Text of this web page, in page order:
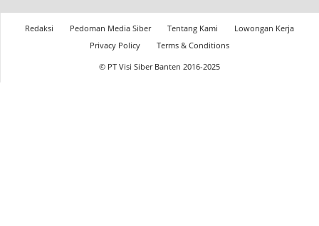
Redaksi Pedoman Media Siber Tentang Kami
Lowongan Kerja
Privacy Policy
Terms & Conditions
© PT Visi Siber Banten 2016-2025